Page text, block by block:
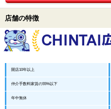
店舗の特徴
開店10年以上
仲介手数料家賃の55%以下
年中無休